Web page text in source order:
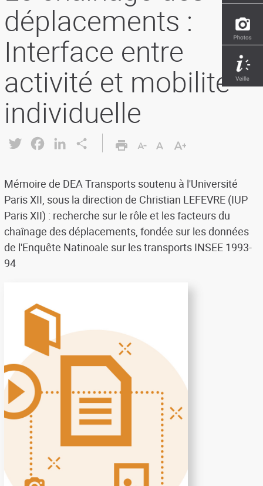
déplacements :
Interface entre
activité et mobilité
individuelle
Twitter FacebookLinkedIn
Mémoire de DEA Transports soutenu à l'Université
Paris XII, sous la direction de Christian LEFEVRE (IUP
Paris XII) : recherche sur le rôle et les facteurs du
chaînage des déplacements, fondée sur les données
de l'Enquête Natinoale sur les transports INSEE 1993-
94